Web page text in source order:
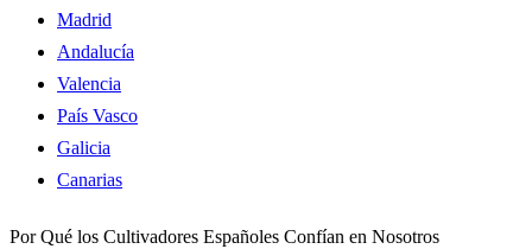
Madrid
Andalucía
Valencia
País Vasco
Galicia
Canarias
Por Qué los Cultivadores Españoles Confían en Nosotros